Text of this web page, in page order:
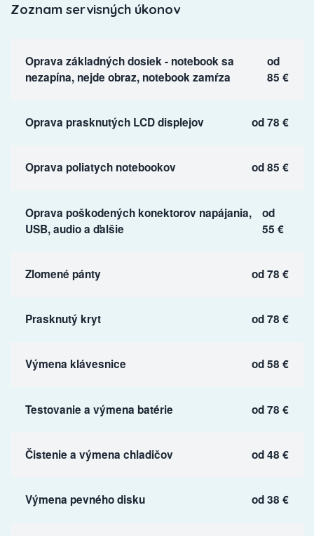
Zoznam servisných úkonov
Oprava základných dosiek - notebook sa
nezapína, nejde obraz, notebook zamŕza
od
85 €
Oprava prasknutých LCD displejov od 78 €
Oprava poliatych notebookov od 85 €
Oprava poškodených konektorov napájania,
USB, audio a ďalšie
od
55 €
Zlomené pánty od 78 €
Prasknutý kryt od 78 €
Výmena klávesnice od 58 €
Testovanie a výmena batérie od 78 €
Čistenie a výmena chladičov od 48 €
Výmena pevného disku od 38 €